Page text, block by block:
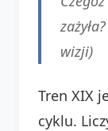
wizji)
Tren XIX
cyklu.